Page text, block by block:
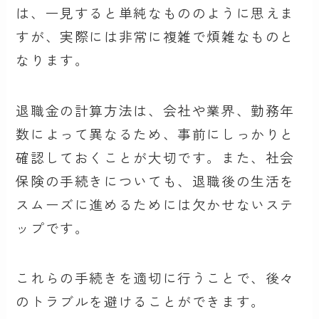
は、一見すると単純なもののように思えま
すが、実際には非常に複雑で煩雑なものと
なります。
退職金の計算方法は、会社や業界、勤務年
数によって異なるため、事前にしっかりと
確認しておくことが大切です。また、社会
保険の手続きについても、退職後の生活を
スムーズに進めるためには欠かせないステ
ップです。
これらの手続きを適切に行うことで、後々
のトラブルを避けることができます。